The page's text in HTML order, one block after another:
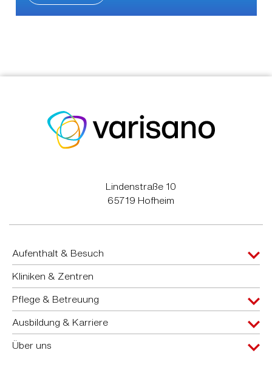
Lindenstraße 10
65719 Hofheim
Aufenthalt & Besuch
Kliniken & Zentren
Pflege & Betreuung
Ausbildung & Karriere
Über uns